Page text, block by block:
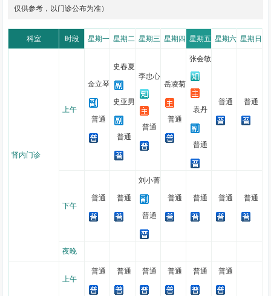
液透析机器62台，管理血透患者260余名，可以完成自体动静脉内瘘
过、血液灌流等多种治疗模式，实现了全面电子化办公及管理，进行
医护同质化培训及考核，开展共同质控、多科室联合查房等，透析质
老年病院血液透析中心（郎府）现开放透析机50台，管理血透患
者150余名，目前与本部血液透析中心采用一体化管理，医护人员采
用同质化的培训、考核及医师三级查房制度，积极开展患者同质化宣
教，透析质量和透析患者的远期预后迅速向本部水准靠近。
腹膜透析中心是北京城市副中心目前唯一的腹透中心，辐射范围
了较为规范的管理模式，可以独立开展常规腹膜透析置管、经皮穿刺
腹膜透析置管，能在外科协助下进行腹腔镜下导管复位术;对选择腹
透的患者能够进行分级管理，个性化定制治疗方案，腹透管理理念与
国内领先技术接轨，更好的改善患者的远期预后。
肾内科门诊设有肾内科专科门诊，由具有丰富经验的肾内科医师
轮流出诊，对肾内科常见疾病及疑难疾病进行常规门诊诊疗。同时，
仅供参考，以门诊公布为准）
科室 时段 星期一 星期二 星期三 星期四 星期五 星期六 星期日
肾内门诊
上午
金立琴
普通
史春夏
史亚男
普通
李忠心
普通
岳凌菊
普通
张会敏
袁丹
普通
普通 普通
下午
普通 普通
刘小菁
普通
普通 普通 普通 普通
夜晚
上午
普通 普通 普通 普通 普通 普通